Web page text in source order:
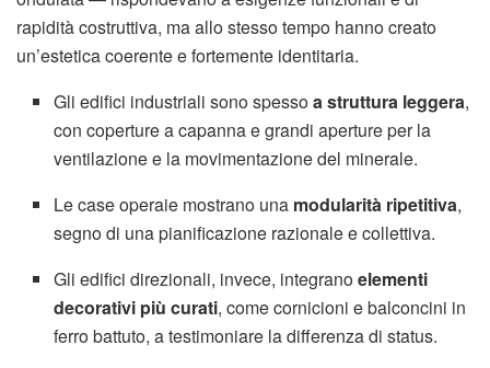
rapidità costruttiva, ma allo stesso tempo hanno creato
un’estetica coerente e fortemente identitaria.
Gli edifici industriali sono spessoa struttura leggera,
con coperture a capanna e grandi aperture per la
ventilazione e la movimentazione del minerale.
Le case operaie mostrano una modularità ripetitiva,
segno di una pianificazione razionale e collettiva.
Gli edifici direzionali, invece, integranoelementi
decorativi più curati, come cornicioni e balconcini in
ferro battuto, a testimoniare la differenza di status.